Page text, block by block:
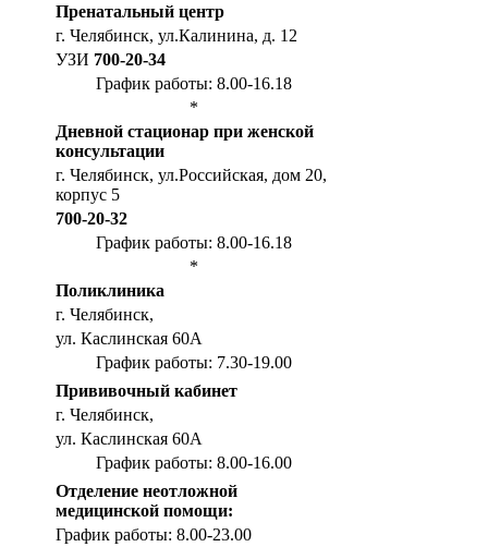
Пренатальный центр
г. Челябинск, ул.Калинина, д. 12
УЗИ 700-20-34
График работы: 8.00-16.18
*
Дневной стационар при женской
консультации
г. Челябинск, ул.Российская, дом 20,
корпус 5
700-20-32
График работы: 8.00-16.18
*
Поликлиника
г. Челябинск,
ул. Каслинская 60А
График работы: 7.30-19.00
Прививочный кабинет
г. Челябинск,
ул. Каслинская 60А
График работы: 8.00-16.00
Отделение неотложной
медицинской помощи:
График работы: 8.00-23.00